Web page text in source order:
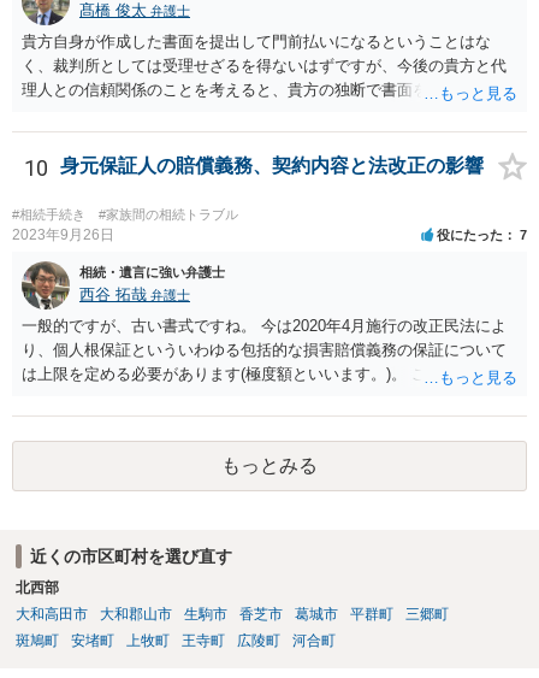
髙橋 俊太 弁護士
貴方自身が作成した書面を提出して門前払いになるということはな
く、裁判所としては受理せざるを得ないはずですが、今後の貴方と代
理人との信頼関係のことを考えると、貴方の独断で書面を提出したり
士が主張書面の提出を渋っているようですが、弁護士として提出の実
益がないと考えている可能性もあると思いますので、そのあたりも含
めて、弁護士見解を確認等するためによく打ち合わせた方がよいと思
います。単に面倒臭いということで書面提出をしないということであ
れば、当該弁護士との委任関係を修了した上で、貴方のほうで書面提
出することを検討なさった方がよいでしょう。
10 身元保証人の賠償義務、契約内容と法改正の影響
#相続手続き #家族間の相続トラブル
2023年9月26日 役にたった 7
相続・遺言に強い弁護士
西谷 拓哉 弁護士
一般的ですが、古い書式ですね。 今は2020年4月施行の改正民法によ
り、個人根保証といういわゆる包括的な損害賠償義務の保証について
は上限を定める必要があります(極度額といいます。)。 この書式にサ
り、会社側は請求できない可能性が高そうです。
もっとみる
近くの市区町村を選び直す
北西部
大和高田市
大和郡山市 生駒市 香芝市 葛城市 平群町
三郷町
斑鳩町
安堵町 上牧町 王寺町 広陵町 河合町